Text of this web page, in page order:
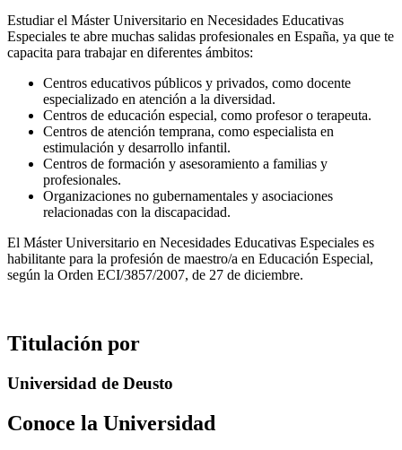
Estudiar el Máster Universitario en Necesidades Educativas
Especiales te abre muchas salidas profesionales en España, ya que te
capacita para trabajar en diferentes ámbitos:
Centros educativos públicos y privados, como docente
especializado en atención a la diversidad.
Centros de educación especial, como profesor o terapeuta.
Centros de atención temprana, como especialista en
estimulación y desarrollo infantil.
Centros de formación y asesoramiento a familias y
profesionales.
Organizaciones no gubernamentales y asociaciones
relacionadas con la discapacidad.
El Máster Universitario en Necesidades Educativas Especiales es
habilitante para la profesión de maestro/a en Educación Especial,
según la Orden ECI/3857/2007, de 27 de diciembre.
Titulación por
Universidad de Deusto
Conoce la Universidad